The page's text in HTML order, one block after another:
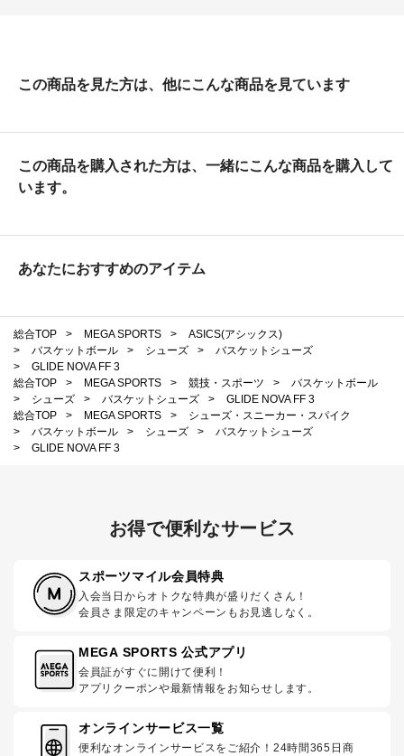
この商品を見た方は、他にこんな商品を見ています
この商品を購入された方は、一緒にこんな商品を購入して
います。
あなたにおすすめのアイテム
総合TOP > MEGA SPORTS >
ASICS(アシックス)
>
バスケットボール > シューズ >
バスケットシューズ
>
GLIDE NOVA FF 3
総合TOP
> MEGA SPORTS > 競技・スポーツ >
バスケットボール
>
シューズ > バスケットシューズ >
GLIDE NOVA FF 3
総合TOP
> MEGA SPORTS >
シューズ・スニーカー・スパイク
>
バスケットボール > シューズ >
バスケットシューズ
>
GLIDE NOVA FF 3
お得で便利なサービス
スポーツマイル会員特典
入会当日からオトクな特典が盛りだくさん！
会員さま限定のキャンペーンもお見逃しなく。
MEGA SPORTS 公式アプリ
会員証がすぐに開けて便利！
アプリクーポンや最新情報をお知らせします。
オンラインサービス一覧
便利なオンラインサービスをご紹介！24時間365日商